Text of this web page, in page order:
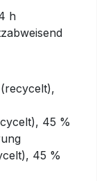
h
45 %
45 %